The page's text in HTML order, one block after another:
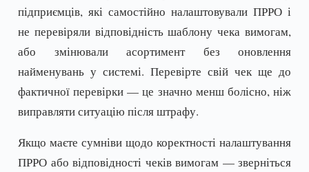
підприємців, які самостійно налаштовували ПРРО і
не перевіряли відповідність шаблону чека вимогам,
або змінювали асортимент без оновлення
найменувань у системі. Перевірте свій чек ще до
фактичної перевірки — це значно менш болісно, ніж
виправляти ситуацію після штрафу.
Якщо маєте сумніви щодо коректності налаштування
ПРРО або відповідності чеків вимогам — зверніться